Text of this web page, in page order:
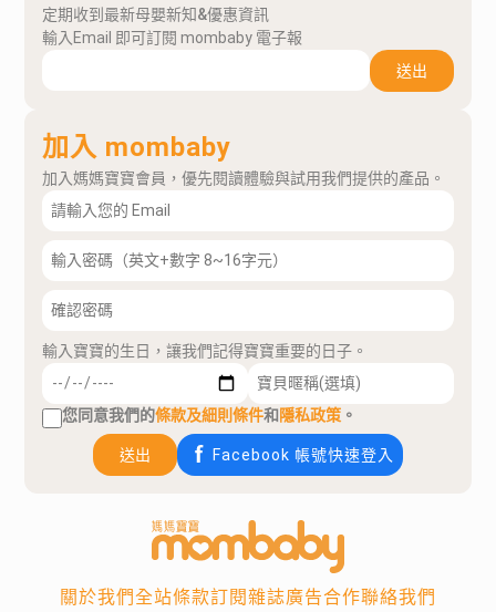
定期收到最新母嬰新知&優惠資訊
輸入Email 即可訂閱 mombaby 電子報
送出
加入 mombaby
加入媽媽寶寶會員，優先閱讀體驗與試用我們提供的產品。
輸入寶寶的生日，讓我們記得寶寶重要的日子。
您同意我們的條款及細則條件和隱私政策 。
送出 Facebook 帳號快速登入
關於我們全站條款訂閱雜誌廣告合作聯絡我們